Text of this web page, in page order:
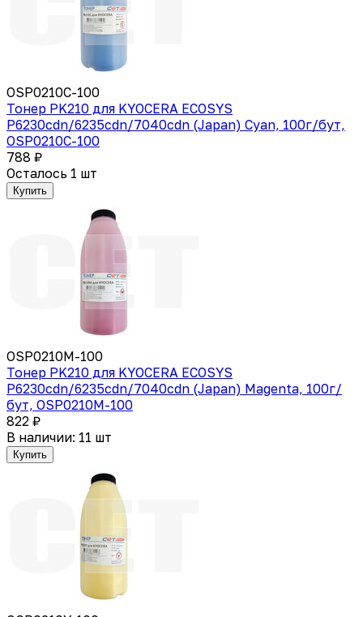
OSP0210C-100
Тонер PK210 для KYOCERA ECOSYS
P6230cdn/6235cdn/7040cdn (Japan) Cyan, 100г/бут,
OSP0210C-100
788 ₽
Осталось 1 шт
Купить
OSP0210M-100
Тонер PK210 для KYOCERA ECOSYS
P6230cdn/6235cdn/7040cdn (Japan) Magenta, 100г/
бут, OSP0210M-100
822 ₽
В наличии: 11 шт
Купить